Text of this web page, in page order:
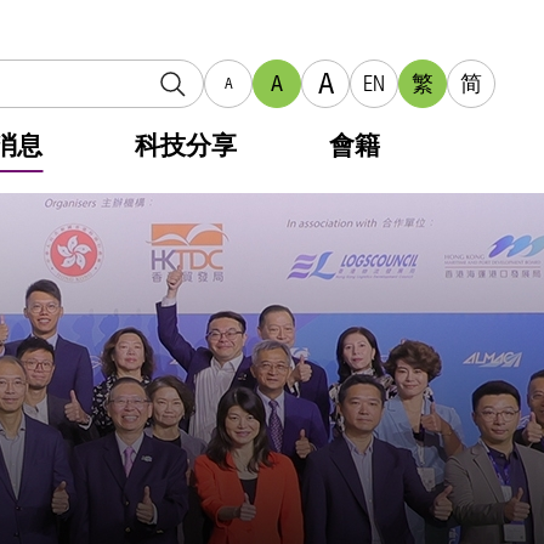
A A A EN 繁 简
息 科技分享 會籍